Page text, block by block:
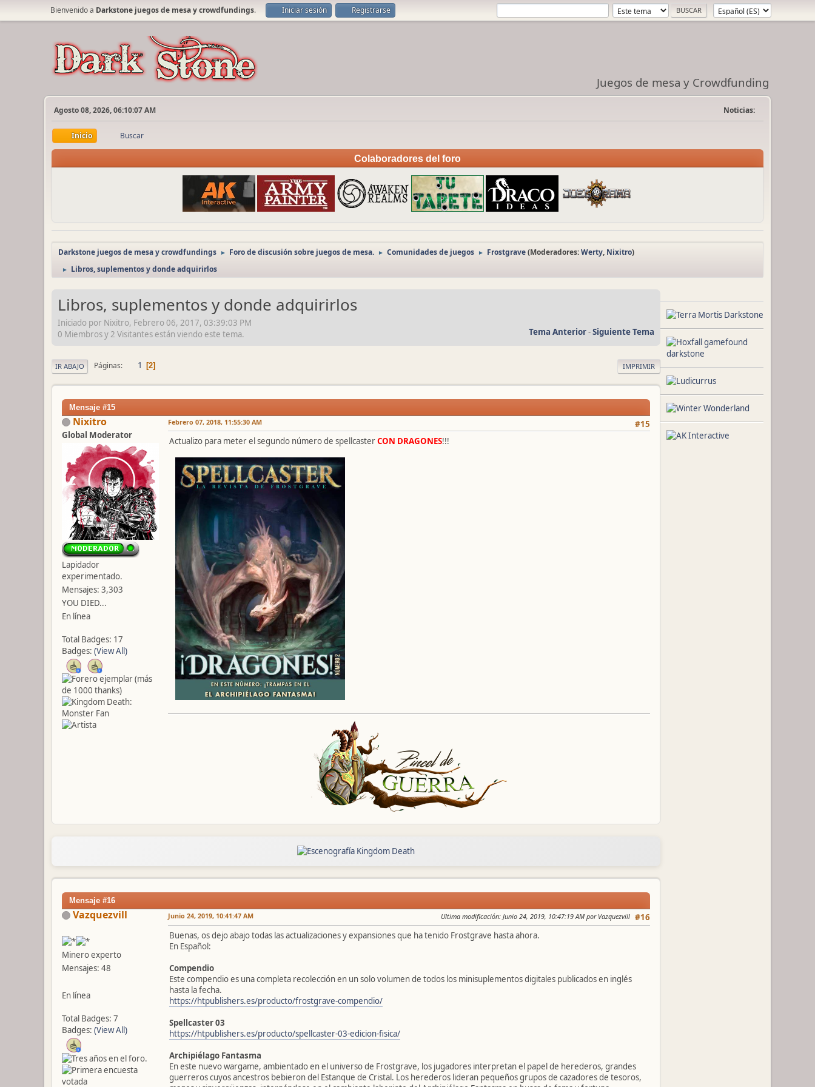
Bienvenido a Darkstone juegos de mesa y crowdfundings. Iniciar sesión Registrarse
Juegos de mesa y Crowdfunding
Agosto 08, 2026, 06:10:07 AM Noticias:
Inicio Buscar
Colaboradores del foro
Darkstone juegos de mesa y crowdfundings ► Foro de discusión sobre juegos de mesa. ► Comunidades de juegos ► Frostgrave(Moderadores:Werty, Nixitro)
► Libros, suplementos y donde adquirirlos
Libros, suplementos y donde adquirirlos
Iniciado por Nixitro, Febrero 06, 2017, 03:39:03 PM
Tema Anterior-Siguiente Tema
0 Miembros y 2 Visitantes están viendo este tema.
IMPRIMIR
IR ABAJO Páginas 1 2
Mensaje #15
Nixitro
Global Moderator
Lapidador
experimentado.
Mensajes: 3,303
YOU DIED...
En línea
Total Badges: 17
Badges: (View All)
#15
Febrero 07, 2018, 11:55:30 AM
Actualizo para meter el segundo número de spellcasterCON DRAGONES!!!
Mensaje #16
Vazquezvill
Minero experto
Mensajes: 48
En línea
Total Badges: 7
Badges: (View All)
#16
Junio 24, 2019, 10:41:47 AM Ultima modificación: Junio 24, 2019, 10:47:19 AM por Vazquezvill
Buenas, os dejo abajo todas las actualizaciones y expansiones que ha tenido Frostgrave hasta ahora.
En Español:
Compendio
Este compendio es una completa recolección en un solo volumen de todos los minisuplementos digitales publicados en inglés
hasta la fecha.
https://htpublishers.es/producto/frostgrave-compendio/
Spellcaster 03
https://htpublishers.es/producto/spellcaster-03-edicion-fisica/
Archipiélago Fantasma
En este nuevo wargame, ambientado en el universo de Frostgrave, los jugadores interpretan el papel de herederos, grandes
guerreros cuyos ancestros bebieron del Estanque de Cristal. Los herederos lideran pequeños grupos de cazadores de tesoros,